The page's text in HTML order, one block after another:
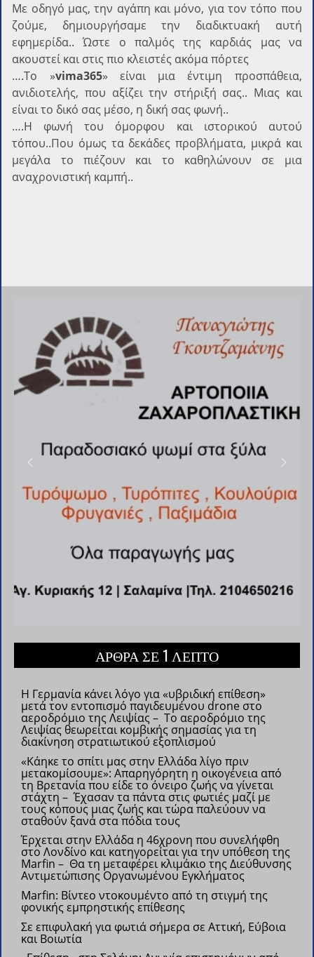
Με οδηγό μας, την αγάπη και μόνο, για τον τόπο που
ζούμε, δημιουργήσαμε την διαδικτυακή αυτή
εφημερίδα.. Ώστε ο παλμός της καρδιάς μας να
ακουστεί και στις πιο κλειστές ακόμα πόρτες
….Το »vima365» είναι μια έντιμη προσπάθεια,
ανιδιοτελής, που αξίζει την στήριξή σας.. Μιας και
είναι το δικό σας μέσο, η δική σας φωνή..
….Η φωνή του όμορφου και ιστορικού αυτού
τόπου..Που όμως τα δεκάδες προβλήματα, μικρά και
μεγάλα το πιέζουν και το καθηλώνουν σε μια
αναχρονιστική καμπή..
ΑΡΘΡΑ ΣΕ 1 ΛΕΠΤΟ
Η Γερμανία κάνει λόγο για «υβριδική επίθεση»
μετά τον εντοπισμό παγιδευμένου drone στο
αεροδρόμιο της Λειψίας – Το αεροδρόμιο της
Λειψίας θεωρείται κομβικής σημασίας για τη
διακίνηση στρατιωτικού εξοπλισμού
«Κάηκε το σπίτι μας στην Ελλάδα λίγο πριν
μετακομίσουμε»: Απαρηγόρητη η οικογένεια από
τη Βρετανία που είδε το όνειρο ζωής να γίνεται
στάχτη – Έχασαν τα πάντα στις φωτιές μαζί με
τους κόπους μιας ζωής και τώρα παλεύουν να
σταθούν ξανά στα πόδια τους
Έρχεται στην Ελλάδα η 46χρονη που συνελήφθη
στο Λονδίνο και κατηγορείται για την υπόθεση της
Marfin – Θα τη μεταφέρει κλιμάκιο της Διεύθυνσης
Αντιμετώπισης Οργανωμένου Εγκλήματος
Marfin: Βίντεο ντοκουμέντο από τη στιγμή της
φονικής εμπρηστικής επίθεσης
Σε επιφυλακή για φωτιά σήμερα σε Αττική, Εύβοια
και Βοιωτία